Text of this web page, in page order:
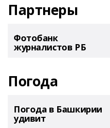
Партнеры
Фотобанк
журналистов РБ
Погода
Погода в Башкирии
удивит